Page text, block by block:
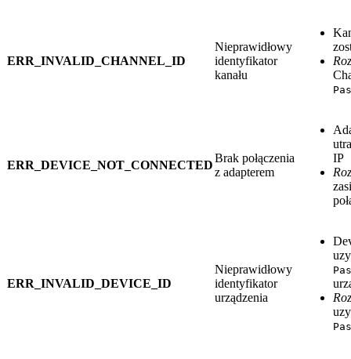
ERR_INVALID_CHANNEL_ID
Nieprawidłowy
identyfikator
kanału
ERR_DEVICE_NOT_CONNECTED
Brak połączenia
z adapterem
IP
ERR_INVALID_DEVICE_ID
Nieprawidłowy
identyfikator
urządzenia